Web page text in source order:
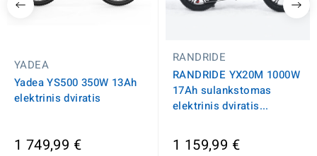
YADEA
Yadea YS500 350W 13Ah
elektrinis dviratis
1 749,99 €
RANDRIDE
RANDRIDE YX20M 1000W
17Ah sulankstomas
elektrinis dviratis...
1 159,99 €